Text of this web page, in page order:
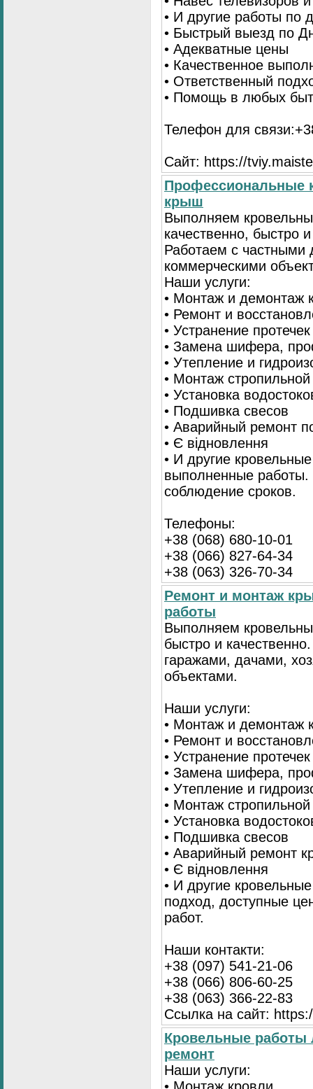
• И другие работы по
• Быстрый выезд по
• Адекватные цены
• Качественное
• Ответственный
• Помощь в любых
Телефон для
Сайт: https://
Профессиональные
крыш
Выполняем
качественно, быстро
Работаем с
коммерческими
Наши услуги:
• Монтаж и демонтаж
• Ремонт и
• Устранение протечек
• Замена шифера,
• Утепление и
• Монтаж
• Установка
• Подшивка свесов
• Аварийный ремонт
• Є відновлення
• И другие
выполненные работы.
соблюдение сроков.
Телефоны:
+38 (068) 680-10-01
+38 (066) 827-64-34
+38 (063) 326-70-34
Ремонт и монтаж
работы
Выполняем
быстро и
гаражами, дачами,
объектами.
Наши услуги:
• Монтаж и демонтаж
• Ремонт и
• Устранение протечек
• Замена шифера,
• Утепление и
• Монтаж
• Установка
• Подшивка свесов
• Аварийный ремонт
• Є відновлення
• И другие
подход, доступные
работ.
Наши контакти:
+38 (097) 541-21-06
+38 (066) 806-60-25
+38 (063) 366-22-83
Ссылка на сайт:
Кровельные
ремонт
Наши услуги: